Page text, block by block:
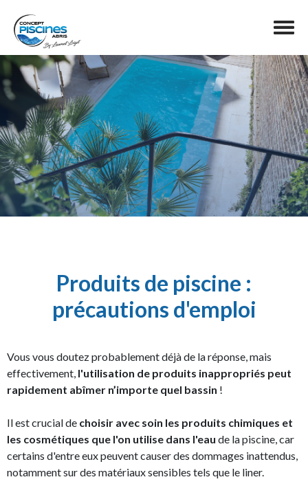
Produits de piscine :
précautions d'emploi
Vous vous doutez probablement déjà de la réponse, mais
effectivement, l'utilisation de produits inappropriés peut
rapidement abîmer n’importe quel bassin !
Il est crucial de choisir avec soin les produits chimiques et
les cosmétiques que l'on utilise dans l'eau de la piscine, car
certains d'entre eux peuvent causer des dommages inattendus,
notamment sur des matériaux sensibles tels que le liner.